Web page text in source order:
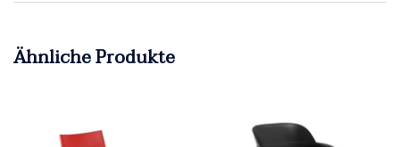
Ähnliche Produkte